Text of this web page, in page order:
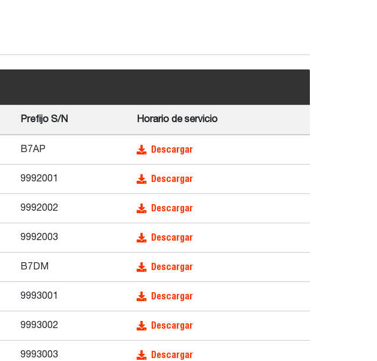
Prefijo S/N Horario de servicio
B7AP Descargar
9992001 Descargar
9992002 Descargar
9992003 Descargar
B7DM Descargar
9993001 Descargar
9993002 Descargar
9993003 Descargar